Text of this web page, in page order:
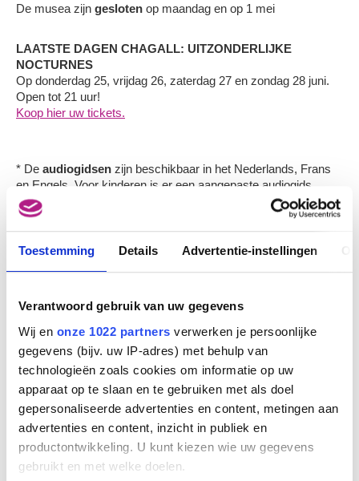
Toestemming Details Advertentie-instellingen
Verantwoord gebruik van uw gegevens
Wij en onze 1022 partners verwerken je persoonlijke
gegevens (bijv. uw IP-adres) met behulp van
technologieën zoals cookies om informatie op uw
apparaat op te slaan en te gebruiken met als doel
gepersonaliseerde advertenties en content, metingen aan
advertenties en content, inzicht in publiek en
productontwikkeling. U kunt kiezen wie uw gegevens
gebruikt en met welke doelen.
De musea zijn gesloten op maandag en op 1 mei
LAATSTE DAGEN CHAGALL: UITZONDERLIJKE
NOCTURNES
Op donderdag 25, vrijdag 26, zaterdag 27 en zondag 28 juni.
Open tot 21 uur!
Koop hier uw tickets.
* De audiogidsen zijn beschikbaar in het Nederlands, Frans
en Engels. Voor kinderen is er een aangepaste audiogids
voorhanden in het Nederlands en Frans.
INDIVIDUELE BEZOEKERS
(INCL. AUDIOGIDS*)
Dinsdag
tot
vrijdag
Volwassene € 14,50 € 17,50
Senior (+65 jaar) € 12,50 € 15,50
Kind / Jongere (6-26 jaar) € 7,50 € 8,50
Leerkracht